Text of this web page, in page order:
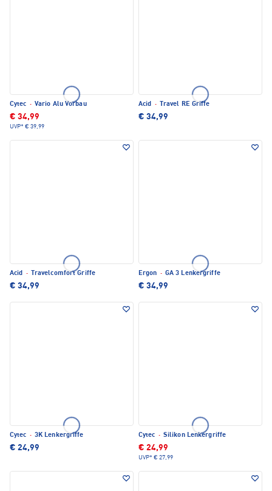
Cytec · Vario Alu Vorbau
€ 34,99
UVP* € 39,99
Acid · Travel RE Griffe
€ 34,99
Acid · Travelcomfort Griffe
€ 34,99
Ergon · GA 3 Lenkergriffe
€ 34,99
Cytec · 3K Lenkergriffe
€ 24,99
Cytec · Silikon Lenkergriffe
€ 24,99
UVP* € 27,99